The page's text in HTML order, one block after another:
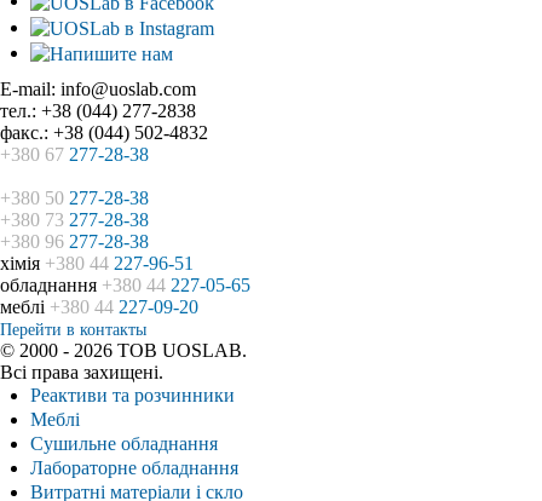
E-mail: info@uoslab.com
тел.: +38 (044) 277-2838
факс.: +38 (044) 502-4832
+380 67 277-28-38
+380 50 277-28-38
+380 73 277-28-38
+380 96 277-28-38
хімія +380 44 227-96-51
обладнання +380 44 227-05-65
меблі +380 44 227-09-20
Перейти в контакты
© 2000 - 2026 ТОВ UOSLAB.
Всі права захищені.
Реактиви та розчинники
Меблі
Сушильне обладнання
Лабораторне обладнання
Витратні матеріали і скло